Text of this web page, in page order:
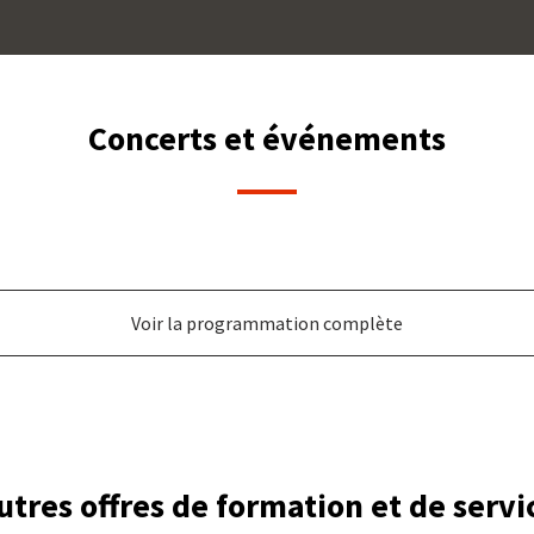
Concerts et événements
Voir la programmation complète
offres de formation et de